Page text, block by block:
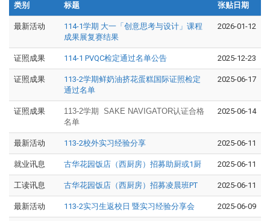
类别 标题 张贴日期
最新活动
114-1学期 大一「创意思考与设计」课程
成果展复赛结果
2026-01-12
证照成果 114-1 PVQC检定通过名单公告 2025-12-23
证照成果
113-2学期鲜奶油挤花蛋糕国际证照检定
通过名单
2025-06-17
证照成果
113-2学期 SAKE NAVIGATOR认证合格
名单
2025-06-14
最新活动 113-2校外实习经验分享 2025-06-11
就业讯息 古华花园饭店（西厨房）招募助厨或1厨 2025-06-11
工读讯息 古华花园饭店（西厨房）招募凌晨班PT 2025-06-11
最新活动 113-2实习生返校日 暨实习经验分享会 2025-06-09